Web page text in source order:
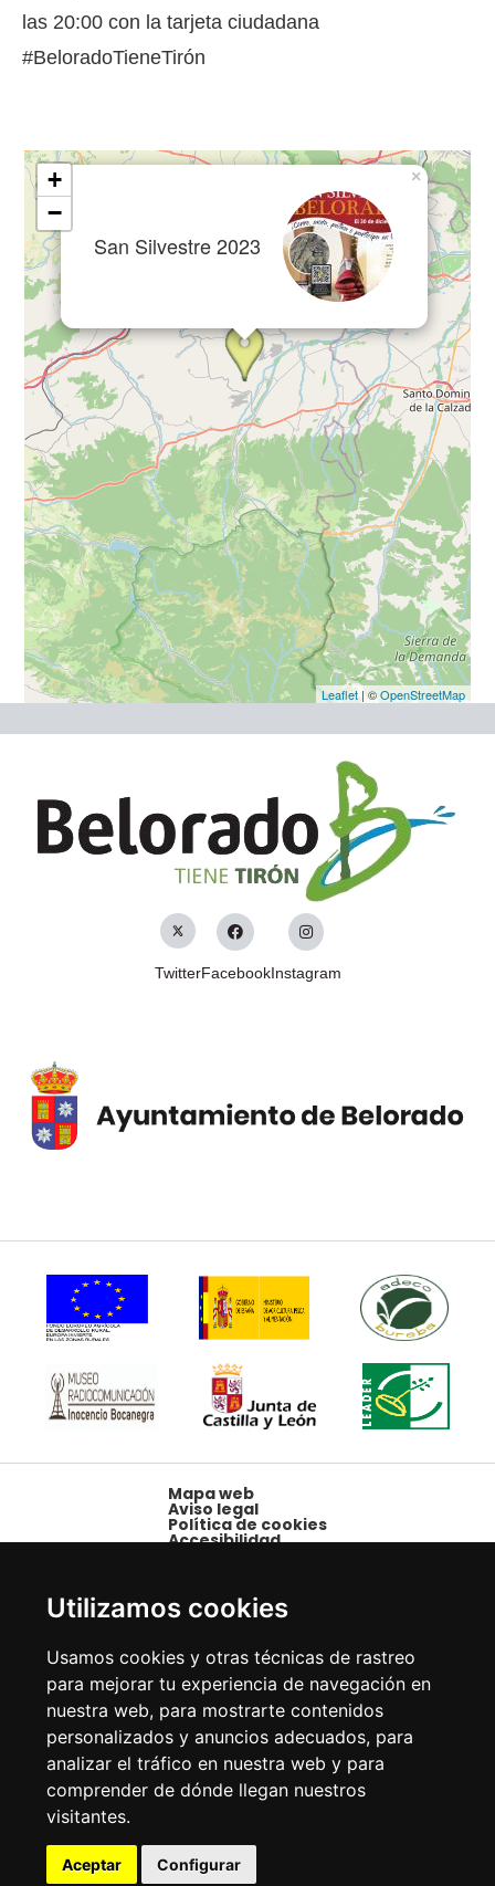
Utilizamos cookies
Usamos cookies y otras técnicas de rastreo
para mejorar tu experiencia de navegación en
nuestra web, para mostrarte contenidos
personalizados y anuncios adecuados, para
analizar el tráfico en nuestra web y para
comprender de dónde llegan nuestros
visitantes.
Aceptar Configurar
las 20:00 con la tarjeta ciudadana
#BeloradoTieneTirón
San Silvestre 2023
×
+
−
Leaflet| ©OpenStreetMap
TwitterFacebookInstagram
Mapa web
Aviso legal
Política de cookies
Accesibilidad
09250 Belorado,
Burgos
Fax: 947 58 10 00